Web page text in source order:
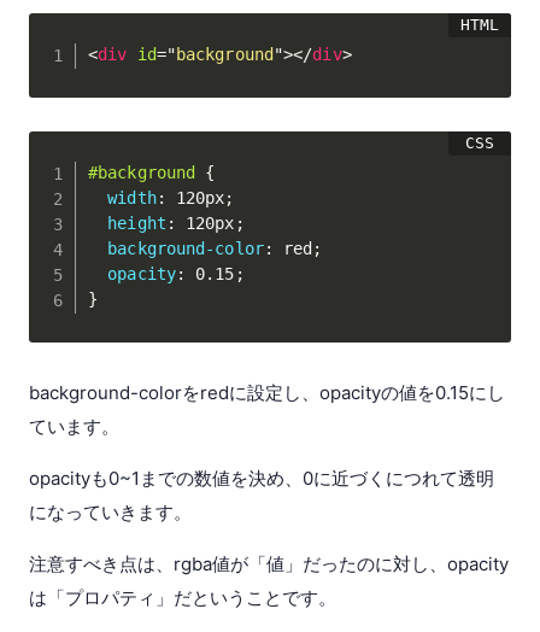
<div id="background "></div>
#background
{
width: 120px;
height : 120px ;
background-color: red ;
opacity: 0.15 ;
}
background-colorをredに設定し、opacityの値を0.15にし
ています。
opacityも0~1までの数値を決め、0に近づくにつれて透明
になっていきます。
注意すべき点は、rgba値が「値」だったのに対し、opacity
は「プロパティ」だということです。